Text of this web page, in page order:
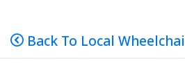
Back To Local